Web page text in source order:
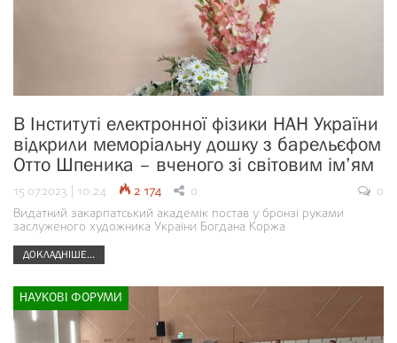
В Інституті електронної фізики НАН України
відкрили меморіальну дошку з барельєфом
Отто Шпеника – вченого зі світовим ім’ям
15.07.2023 | 10:24 2 174 0
0
Видатний закарпатський академік постав у бронзі руками
заслуженого художника України Богдана Коржа
ДОКЛАДНІШЕ...
НАУКОВІ ФОРУМИ